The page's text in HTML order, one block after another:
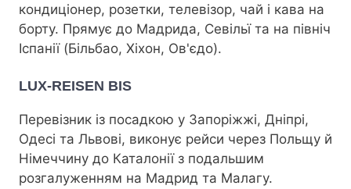
кондиціонер, розетки, телевізор, чай і кава на
борту. Прямує до Мадрида, Севільї та на північ
Іспанії (Більбао, Хіхон, Ов'єдо).
LUX-REISEN BIS
Перевізник із посадкою у Запоріжжі, Дніпрі,
Одесі та Львові, виконує рейси через Польщу й
Німеччину до Каталонії з подальшим
розгалуженням на Мадрид та Малагу.